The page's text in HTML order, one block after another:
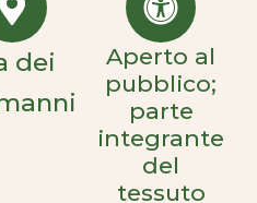
dei
Aperto al
pubblico;
parte
integrante
del
tessuto